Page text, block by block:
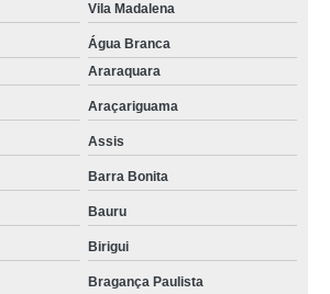
Vila Madalena
Água Branca
Araraquara
Araçariguama
Assis
Barra Bonita
Bauru
Birigui
Bragança Paulista